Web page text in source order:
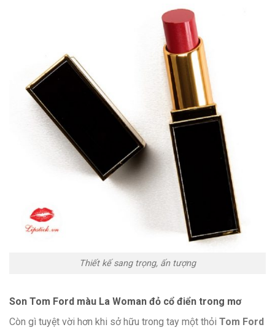
Thiết kế sang trọng, ấn tượng
Son Tom Ford màu La Woman đỏ cổ điển trong mơ
Còn gì tuyệt vời hơn khi sở hữu trong tay một thỏi Tom Ford